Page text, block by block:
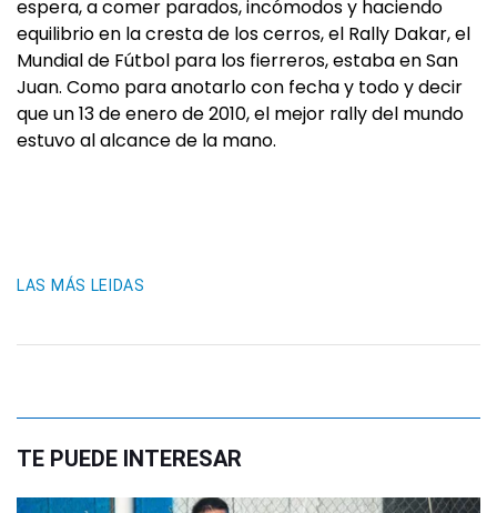
espera, a comer parados, incómodos y haciendo
equilibrio en la cresta de los cerros, el Rally Dakar, el
Mundial de Fútbol para los fierreros, estaba en San
Juan. Como para anotarlo con fecha y todo y decir
que un 13 de enero de 2010, el mejor rally del mundo
estuvo al alcance de la mano.
LAS MÁS LEIDAS
TE PUEDE INTERESAR